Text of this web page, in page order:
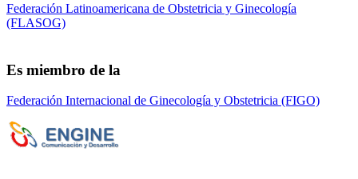
Federación Latinoamericana de Obstetricia y Ginecología
(FLASOG)
Es miembro de la
Federación Internacional de Ginecología y Obstetricia (FIGO)